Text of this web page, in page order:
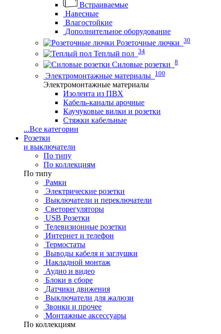
Встраиваемые
Навесные
Влагостойкие
Дополнительное оборудование
Розеточные лючки 30
Теплый пол 34
Силовые розетки 8
Электромонтажные материалы 100
Электромонтажные материалы
Изолента из ПВХ
Кабель-каналы арочные
Каучуковые вилки и розетки
Стяжки кабельные
...Все категории
Розетки
и выключатели
По типу
По коллекциям
По типу
Рамки
Электрические розетки
Выключатели и переключатели
Светорегуляторы
USB Розетки
Телевизионные розетки
Интернет и телефон
Термостаты
Выводы кабеля и заглушки
Накладной монтаж
Аудио и видео
Блоки в сборе
Датчики движения
Выключатели для жалюзи
Звонки и прочее
Монтажные аксессуары
По коллекциям